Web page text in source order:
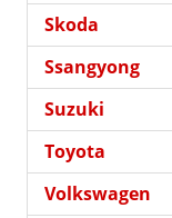
Skoda
Ssangyong
Suzuki
Toyota
Volkswagen